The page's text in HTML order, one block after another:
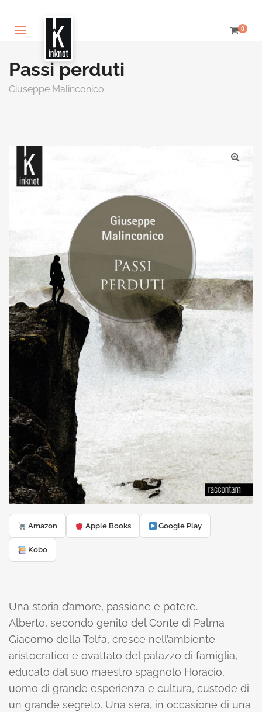
0
Passi perduti
Giuseppe Malinconico
Amazon Apple Books Google Play
Kobo
Una storia d’amore, passione e potere.
Alberto, secondo genito del Conte di Palma
Giacomo della Tolfa, cresce nell’ambiente
aristocratico e ovattato del palazzo di famiglia,
educato dal suo maestro spagnolo Horacio,
uomo di grande esperienza e cultura, custode di
un grande segreto. Una sera, in occasione di una